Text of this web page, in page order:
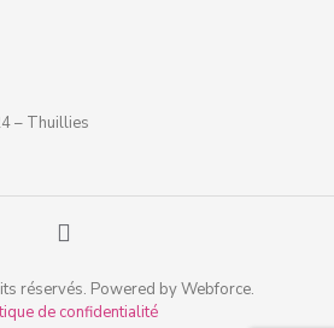
– Thuillies
réservés. Powered by Webforce.
de confidentialité